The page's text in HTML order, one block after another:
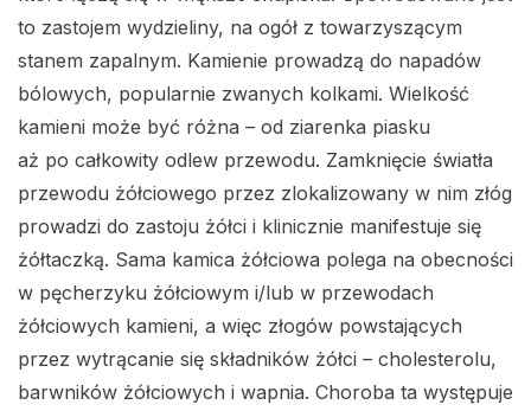
to zastojem wydzieliny, na ogół z towarzyszącym
stanem zapalnym. Kamienie prowadzą do napadów
bólowych, popularnie zwanych kolkami. Wielkość
kamieni może być różna – od ziarenka piasku
aż po całkowity odlew przewodu. Zamknięcie światła
przewodu żółciowego przez zlokalizowany w nim złóg
prowadzi do zastoju żółci i klinicznie manifestuje się
żółtaczką. Sama kamica żółciowa polega na obecności
w pęcherzyku żółciowym i/lub w przewodach
żółciowych kamieni, a więc złogów powstających
przez wytrącanie się składników żółci – cholesterolu,
barwników żółciowych i wapnia. Choroba ta występuje